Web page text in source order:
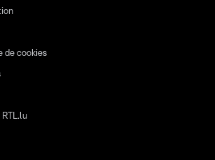
de cookies